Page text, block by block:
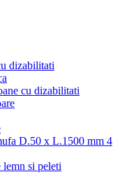
dizabilitati
cu dizabilitati
lemn si peleti